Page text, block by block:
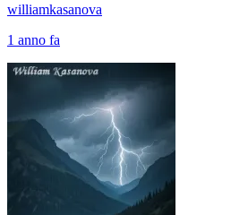
williamkasanova
1 anno fa